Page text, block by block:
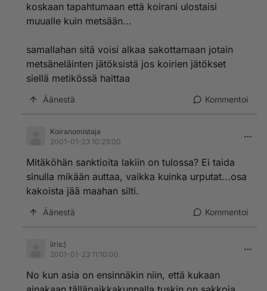
koskaan tapahtumaan että koirani ulostaisi
muualle kuin metsään...
samallahan sitä voisi alkaa sakottamaan jotain
metsäneläinten jätöksistä jos koirien jätökset
siellä metikössä haittaa
Äänestä Kommentoi
Koiranomistaja
2001-01-23 10:23:00
Mitäköhän sanktioita lakiin on tulossa? Ei taida
sinulla mikään auttaa, vaikka kuinka urputat...osa
kakoista jää maahan silti.
Äänestä Kommentoi
iiris:)
2001-01-23 11:10:00
No kun asia on ensinnäkin niin, että kukaan